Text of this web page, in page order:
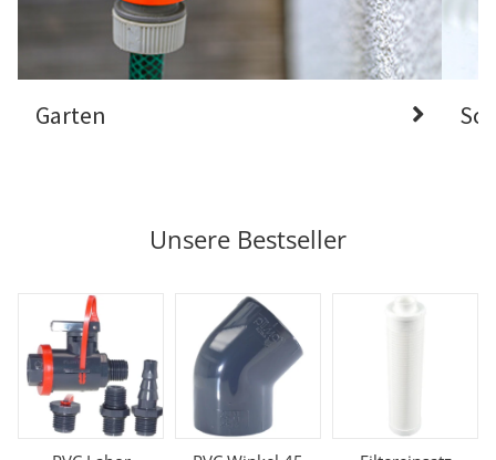
Garten
Unsere Bestseller